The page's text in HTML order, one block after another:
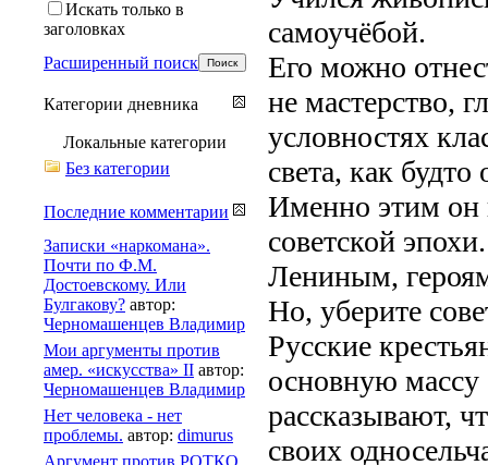
самоучёбой.
Его можно
не мастерство,
условностях
света, как
Именно этим он
советской
Лениным,
Но, уберите
Русские
основную
рассказывают,
своих
Искать только в
заголовках
Расширенный поиск
Категории дневника
Локальные категории
Без категории
Последние комментарии
Записки «наркомана».
Почти по Ф.М.
Достоевскому. Или
Булгакову? автор:
Черномашенцев Владимир
Мои аргументы против
амер. «искусства» II автор:
Черномашенцев Владимир
Нет человека - нет
проблемы. автор: dimurus
Аргумент против РОТКО